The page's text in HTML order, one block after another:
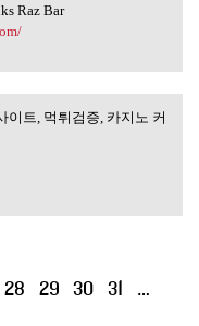
Raz Bar
롯사이트, 먹튀
이트, 먹튀검증, 카지노 커
28 29 30 31 …